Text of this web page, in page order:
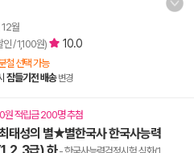
월
/ 1,100원) 10.0
철 선택 가능
잠들기전 배송 변경
원 적립금 200명 추첨
태성의 별★별한국사 한국사능력